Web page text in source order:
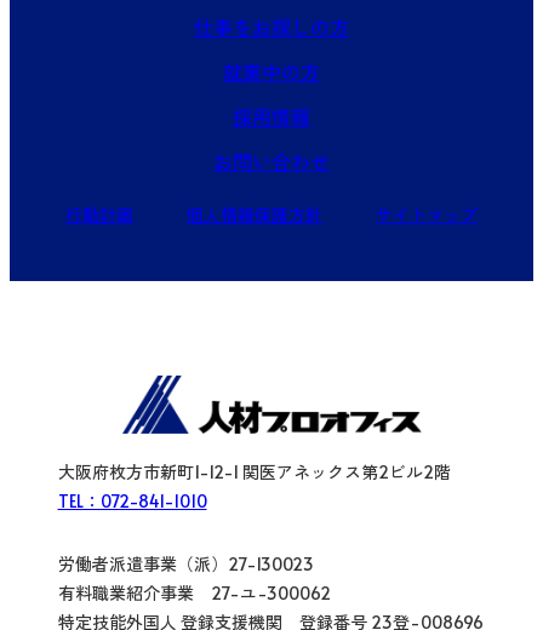
行動計画 個人情報保護方針 サイトマップ
仕事をお探しの方
就業中の方
採用情報
お問い合わせ
大阪府枚方市新町1-12-1 関医アネックス第2ビル2階
TEL：072-841-1010
労働者派遣事業（派）27-130023
有料職業紹介事業 27-ユ-300062
特定技能外国人 登録支援機関 登録番号 23登-008696